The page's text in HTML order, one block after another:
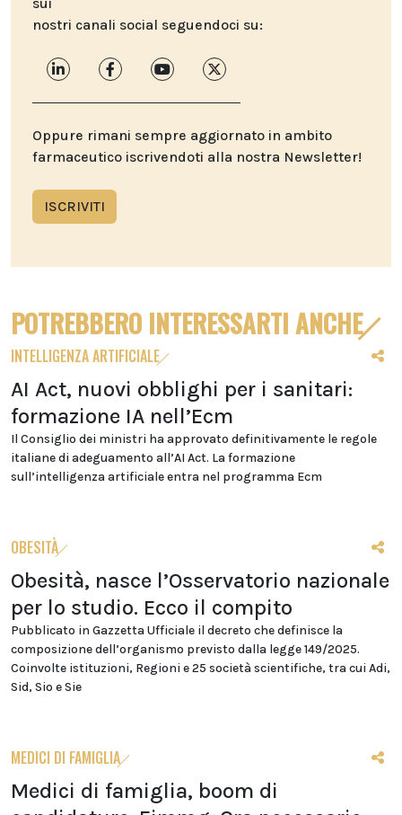
nostri canali social seguendoci su:
Oppure rimani sempre aggiornato in ambito
farmaceutico iscrivendoti alla nostra Newsletter!
ISCRIVITI
POTREBBERO INTERESSARTI ANCHE
INTELLIGENZA ARTIFICIALE
AI Act, nuovi obblighi per i sanitari:
formazione IA nell’Ecm
Il Consiglio dei ministri ha approvato definitivamente le regole
italiane di adeguamento all’AI Act. La formazione
sull’intelligenza artificiale entra nel programma Ecm
OBESITÀ
Obesità, nasce l’Osservatorio nazionale
per lo studio. Ecco il compito
Pubblicato in Gazzetta Ufficiale il decreto che definisce la
composizione dell’organismo previsto dalla legge 149/2025.
Coinvolte istituzioni, Regioni e 25 società scientifiche, tra cui Adi,
Sid, Sio e Sie
MEDICI DI FAMIGLIA
Medici di famiglia, boom di